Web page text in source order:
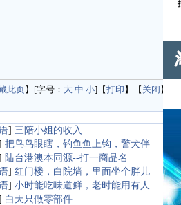
此页】[字号： 大 中 小]【打印 】【 关闭 】
] 三陪小姐的收入
把鸟鸟眼瞎，钓鱼鱼上钩，警犬伴
陆台港澳本同源--打一商品名
] 红门楼，白院墙，里面坐个胖儿
] 小时能吃味道鲜，老时能用有人
白天只做零部件